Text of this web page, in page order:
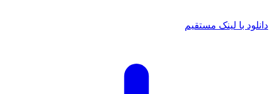
با لینک مستقیم